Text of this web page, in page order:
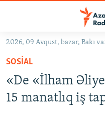
Əsas
qayıt
Əsas
qayıt
GÜNDƏM
KORRUPSIOMETR
2026, 09 Avqust, bazar, Bakı
SOSIAL
«De «İlham
15 manatlıq iş